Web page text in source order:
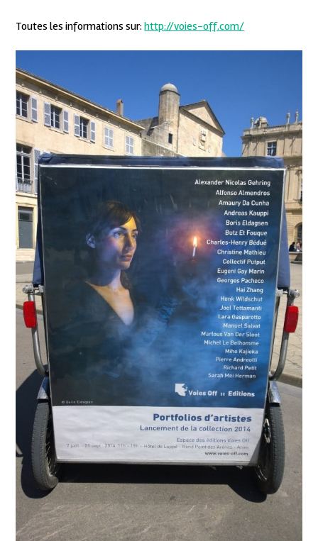
Toutes les informations sur:http://voies-off.com/